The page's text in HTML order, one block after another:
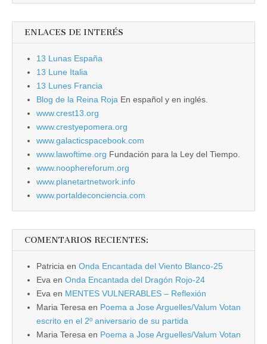
ENLACES DE INTERÉS
13 Lunas España
13 Lune Italia
13 Lunes Francia
Blog de la Reina Roja En español y en inglés.
www.crest13.org
www.crestyepomera.org
www.galacticspacebook.com
www.lawoftime.org Fundación para la Ley del Tiempo.
www.noophereforum.org
www.planetartnetwork.info
www.portaldeconciencia.com
COMENTARIOS RECIENTES:
Patricia en Onda Encantada del Viento Blanco-25
Eva en Onda Encantada del Dragón Rojo-24
Eva en MENTES VULNERABLES – Reflexión
Maria Teresa en Poema a Jose Arguelles/Valum Votan
escrito en el 2º aniversario de su partida
Maria Teresa en Poema a Jose Arguelles/Valum Votan